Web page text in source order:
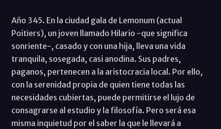
Año 345. En la ciudad gala de Lemonum (actual
Poitiers), un joven llamado Hilario -que significa
sonriente-, casado y con una hija, lleva una vida
tranquila, sosegada, casi anodina. Sus padres,
paganos, pertenecen a la aristocracia local. Por ello,
con la serenidad propia de quien tiene todas las
necesidades cubiertas, puede permitirse el lujo de
consagrarse al estudio y la filosofía. Pero será esa
misma inquietud por el saber la que le llevará a